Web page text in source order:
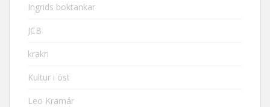
Ingrids boktankar
JCB
krakri
Kultur i öst
Leo Kramár